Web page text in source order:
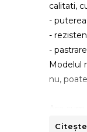
calitati,
-
-
-
Modelul
nu,
Bedora